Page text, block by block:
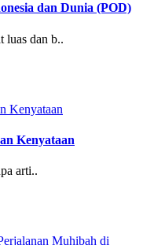
dan Dunia (POD)
luas dan b..
Kenyataan
arti..